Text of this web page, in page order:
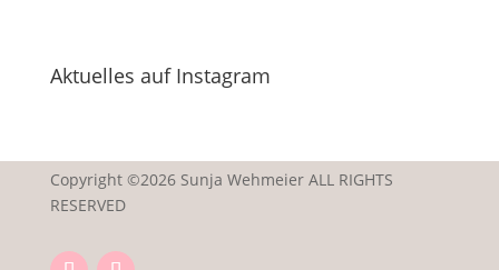
Aktuelles auf Instagram
Copyright ©2026 Sunja Wehmeier ALL RIGHTS
RESERVED